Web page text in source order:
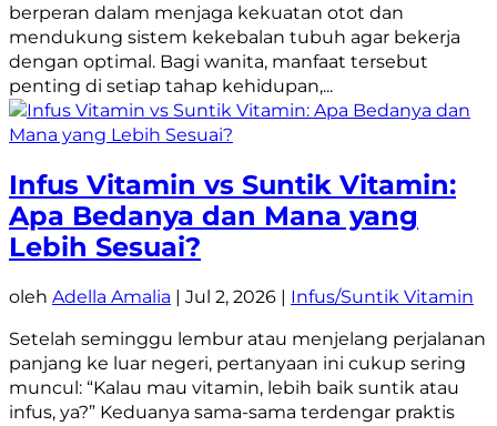
berperan dalam menjaga kekuatan otot dan
mendukung sistem kekebalan tubuh agar bekerja
dengan optimal. Bagi wanita, manfaat tersebut
penting di setiap tahap kehidupan,...
Infus Vitamin vs Suntik Vitamin:
Apa Bedanya dan Mana yang
Lebih Sesuai?
oleh Adella Amalia | Jul 2, 2026 | Infus/Suntik Vitamin
Setelah seminggu lembur atau menjelang perjalanan
panjang ke luar negeri, pertanyaan ini cukup sering
muncul: “Kalau mau vitamin, lebih baik suntik atau
infus, ya?” Keduanya sama-sama terdengar praktis